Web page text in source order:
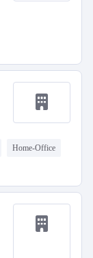
Home-Office